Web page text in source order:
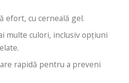
efort, cu cerneală gel.
multe culori, inclusiv opțiuni
rapidă pentru a preveni